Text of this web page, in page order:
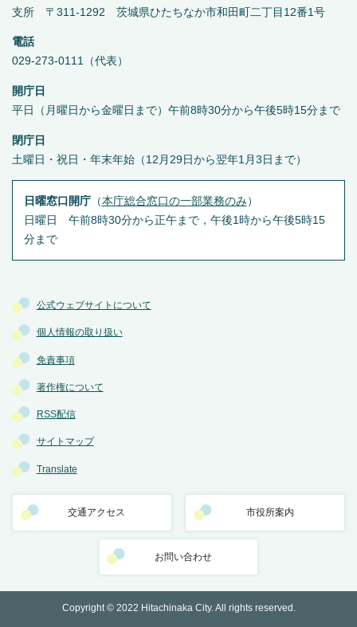
公式ウェブサイトについて
個人情報の取り扱い
免責事項
著作権について
RSS配信
サイトマップ
Translate
交通アクセス 市役所案内
お問い合わせ
支所 〒311-1292 茨城県ひたちなか市和田町二丁目12番1号
電話
029-273-0111（代表）
開庁日
平日（月曜日から金曜日まで）午前8時30分から午後5時15分まで
閉庁日
土曜日・祝日・年末年始（12月29日から翌年1月3日まで）
日曜窓口開庁（本庁総合窓口の一部業務のみ ）
日曜日 午前8時30分から正午まで，午後1時から午後5時15
分まで
Copyright © 2022 Hitachinaka City. All rights reserved.